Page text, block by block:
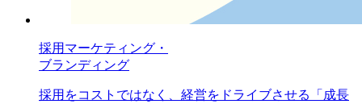
採用マーケティング・
ブランディング
採用をコストではなく、経営をドライブさせる「成長